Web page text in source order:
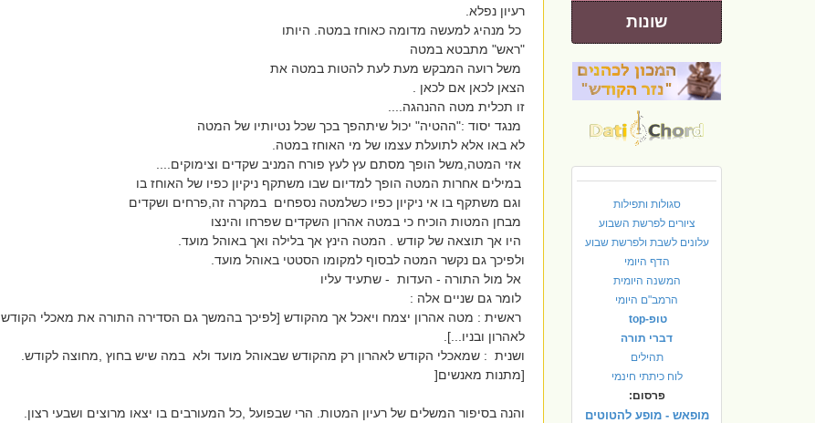
שונות
סגולות ותפילות
ציורים לפרשת השבוע
עלונים לשבת ולפרשת שבוע
הדף היומי
המשנה היומית
הרמב"ם היומי
טופ-top
דברי תורה
תהילים
לוח כיתתי חינמי
פרסום:
מופאש - מופע להטוטים
רעיון נפלא.
כל מנהיג למעשה מדומה כאוחז במטה. היותו
"ראש" מתבטא במטה
משל רועה המבקש מעת לעת להטות במטה את
הצאן לכאן אם לכאן .
זו תכלית מטה ההנהגה....
מנגד יסוד :"ההטיה" יכול שיתהפך בכך שכל נטיותיו של המטה
לא באו אלא לתועלת עצמו של מי האוחז במטה.
אזי המטה,משל הופך מסתם עץ לעץ פורח המניב שקדים וצימוקים....
במילים אחרות המטה הופך למדיום שבו משתקף ניקיון כפיו של האוחז בו
וגם משתקף בו אי ניקיון כפיו כשלמטה נספחים במקרה זה,פרחים ושקדים
מבחן המטות הוכיח כי במטה אהרון השקדים שפרחו והינצו
היו אך תוצאה של קודש . המטה הינץ אך בלילה ואך באוהל מועד.
ולפיכך גם נקשר המטה לבסוף למקומו הסטטי באוהל מועד.
אל מול התורה - העדות - שתעיד עליו
לומר גם שניים אלה :
ראשית : מטה אהרון יצמח ויאכל אך מהקודש [לפיכך בהמשך גם הסדירה התורה את מאכלי הקודש
לאהרון ובניו...].
ושנית : שמאכלי הקודש לאהרון רק מהקודש שבאוהל מועד ולא במה שיש בחוץ ,מחוצה לקודש.
[מתנות מאנשים[
והנה בסיפור המשלים של רעיון המטות. הרי שבפועל ,כל המעורבים בו יצאו מרוצים ושבעי רצון.